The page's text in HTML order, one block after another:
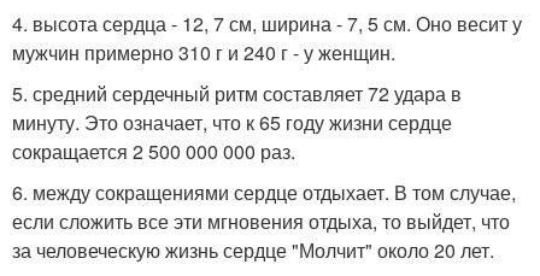
4. высота сердца - 12, 7 см, ширина - 7, 5 см. Оно весит у
мужчин примерно 310 г и 240 г - у женщин.
5. средний сердечный ритм составляет 72 удара в
минуту. Это означает, что к 65 году жизни сердце
сокращается 2 500 000 000 раз.
6. между сокращениями сердце отдыхает. В том случае,
если сложить все эти мгновения отдыха, то выйдет, что
за человеческую жизнь сердце "Молчит" около 20 лет.